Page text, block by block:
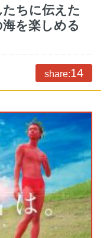
ちに伝えた
を楽しめる
share:14